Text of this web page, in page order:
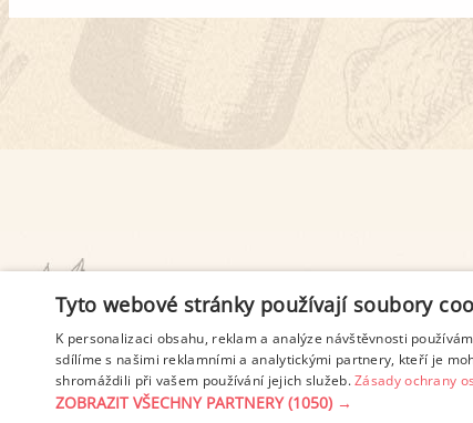
PODMÍNKY UŽITÍ
Tyto webové stránky používají soubory
K personalizaci obsahu, reklam a analýze návštěvnosti
sdílíme s našimi reklamními a analytickými partnery, kteří je
shromáždili při vašem používání jejich služeb.Zásady ochrany
ZOBRAZIT VŠECHNY PARTNERY(1050) →